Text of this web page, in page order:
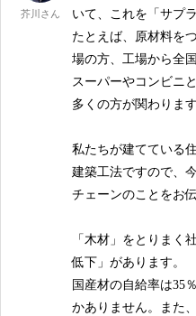
芥川さん
いて、これを「サプ
たとえば、原材料を
場の方、工場から全
スーパーやコンビニ
多くの方が関わります
私たちが建てている
建築工法ですので、
チェーンのことをお
「木材」をとりまく
低下」があります。
国産材の自給率は35
かありません。また